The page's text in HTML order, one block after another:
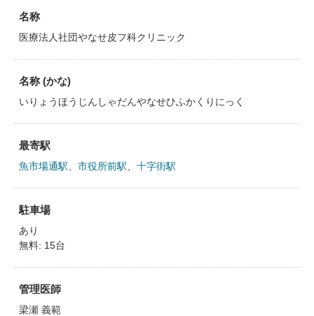
名称
医療法人社団やなせ皮フ科クリニック
名称 (かな)
いりょうほうじんしゃだんやなせひふかくりにっく
最寄駅
魚市場通駅 市役所前駅 十字街駅
駐車場
あり
無料: 15台
管理医師
梁瀬 義範